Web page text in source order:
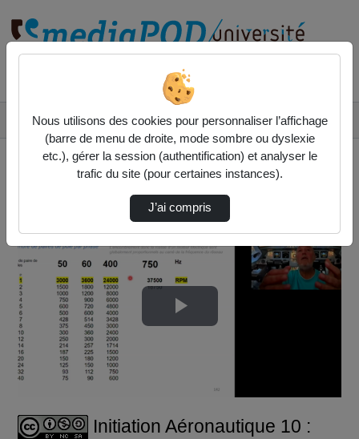
Initiation Aéronautique 10 : energie électri…
Lire
vidéo
Initiation Aéronautique 10 :
Nous utilisons des cookies pour personnaliser l’affichage
(barre de menu de droite, mode sombre ou dyslexie
etc.), gérer la session (authentification) et analyser le
trafic du site (pour certaines instances).
J’ai compris